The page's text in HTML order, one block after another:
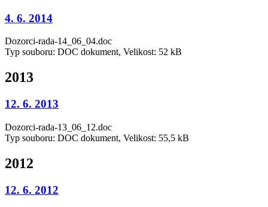
4. 6. 2014
Dozorci-rada-14_06_04.doc
Typ souboru: DOC dokument, Velikost: 52 kB
2013
12. 6. 2013
Dozorci-rada-13_06_12.doc
Typ souboru: DOC dokument, Velikost: 55,5 kB
2012
12. 6. 2012